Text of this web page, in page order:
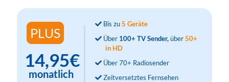
PLUS
14,95€
monatlich
Bis zu5 Geräte
Über 100+ TV Sender,über50+
in HD
Über 70+ Radiosender
Zeitversetztes Fernsehen